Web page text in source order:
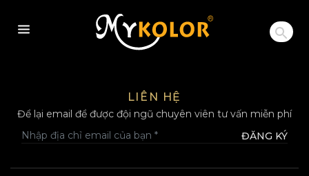
MYKOLOR
LIÊN HỆ
Để lại email để được đội ngũ chuyên viên tư vấn miễn phí
ĐĂNG KÝ